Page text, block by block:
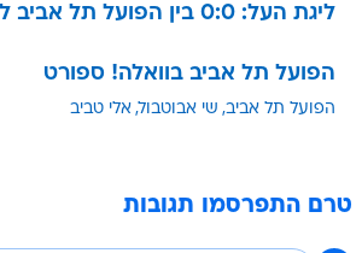
ליגת העל: 0:0 בין הפועל תל אביב למ.ס. אשדוד
הפועל תל אביב בוואלה! ספורט
הפועל תל אביב שי אבוטבול אלי טביב
טרם התפרסמו תגובות